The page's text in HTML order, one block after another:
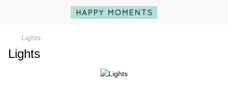
Lights
Lights